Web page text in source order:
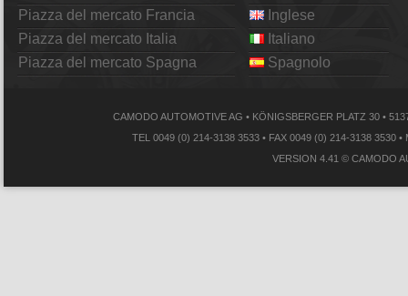
Piazza del mercato Francia
Piazza del mercato Italia
Piazza del mercato Spagna
Inglese
Italiano
Spagnolo
CAMODO AUTOMOTIVE AG • KÖNIGSBERGER PLATZ 30 •
TEL 0049 (0) 214-3138 3533 • FAX 0049 (0) 214-3138 3530
VERSION 4.41 © CAMODO